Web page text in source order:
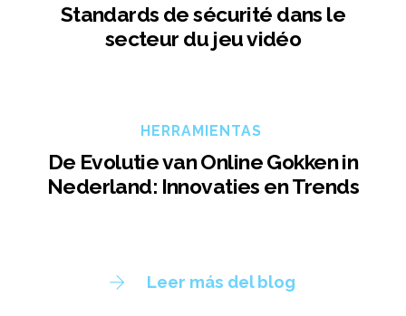
Standards de sécurité dans le
secteur du jeu vidéo
HERRAMIENTAS
De Evolutie van Online Gokken in
Nederland: Innovaties en Trends
Leer más del blog